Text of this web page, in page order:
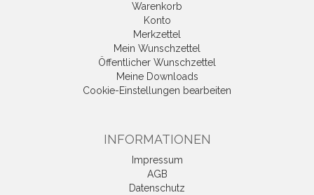
Warenkorb
Konto
Merkzettel
Mein Wunschzettel
Öffentlicher Wunschzettel
Meine Downloads
Cookie-Einstellungen bearbeiten
INFORMATIONEN
Impressum
AGB
Datenschutz